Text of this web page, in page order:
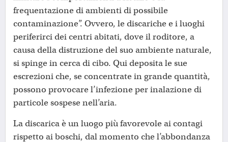
frequentazione di ambienti di possibile
contaminazione”. Ovvero, le discariche e i luoghi
periferirci dei centri abitati, dove il roditore, a
causa della distruzione del suo ambiente naturale,
si spinge in cerca di cibo. Qui deposita le sue
escrezioni che, se concentrate in grande quantità,
possono provocare l’infezione per inalazione di
particole sospese nell’aria.
La discarica è un luogo più favorevole ai contagi
rispetto ai boschi, dal momento che l’abbondanza